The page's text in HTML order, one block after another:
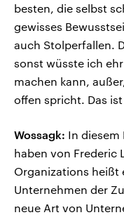
besten, die selbst
gewisses
auch Stolperfallen.
sonst wüsste ich
machen kann,
offen spricht. Das
Wossagk: In diesem
haben von Frederic
Organizations heißt
Unternehmen der
neue Art von